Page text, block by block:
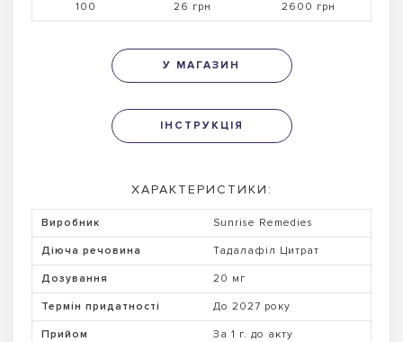
100 26 грн 2600 грн
У МАГАЗИН
ІНСТРУКЦІЯ
ХАРАКТЕРИСТИКИ:
Виробник Sunrise Remedies
Діюча речовина Тадалафіл Цитрат
Дозування 20 мг
Термін придатності До 2027 року
Прийом За 1 г. до акту